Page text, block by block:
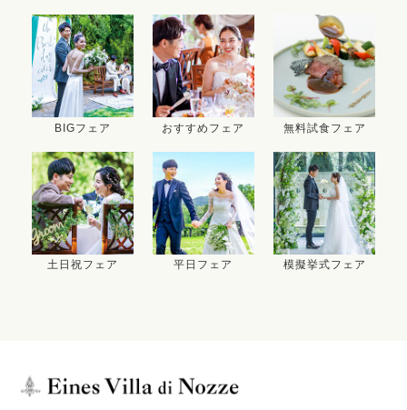
BIGフェア おすすめフェア 無料試食フェア
土日祝フェア 平日フェア 模擬挙式フェア